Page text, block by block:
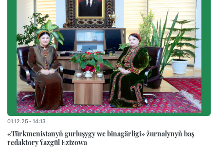
01.12.25 - 14:13
«Türkmenistanyň gurluşygy we binagärligi» žurnalynyň baş
redaktory Ýazgül Ezizowa